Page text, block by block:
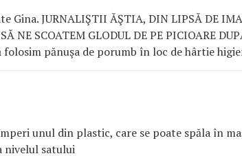
Gina. JURNALIŞTII ĂŞTIA, DIN LIPSĂ DE
NE SCOATEM GLODUL DE PE PICIOARE
folosim pănuşa de porumb în loc de hârtie
unul din plastic, care se poate spăla în
nivelul satului